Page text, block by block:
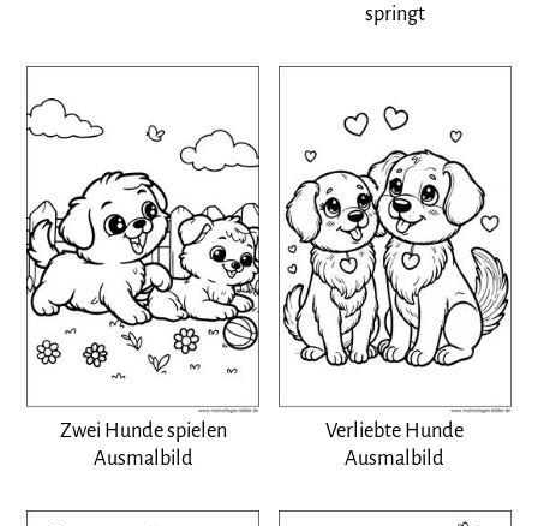
springt
Zwei Hunde spielen
Ausmalbild
Verliebte Hunde
Ausmalbild